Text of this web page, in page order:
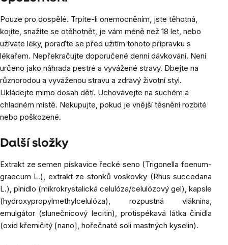
Pouze pro dospělé. Trpíte-li onemocněním, jste těhotná,
kojíte, snažíte se otěhotnět, je vám méně než 18 let, nebo
užíváte léky, poraďte se před užitím tohoto přípravku s
lékařem. Nepřekračujte doporučené denní dávkování. Není
určeno jako náhrada pestré a vyvážené stravy. Dbejte na
různorodou a vyváženou stravu a zdravý životní styl.
Ukládejte mimo dosah dětí. Uchovávejte na suchém a
chladném místě. Nekupujte, pokud je vnější těsnění rozbité
nebo poškozené.
Další složky
Extrakt ze semen pískavice řecké seno (Trigonella foenum-
graecum L.), extrakt ze stonků voskovky (Rhus succedana
L.), plnidlo (mikrokrystalická celulóza/celulózový gel), kapsle
(hydroxypropylmethylcelulóza), rozpustná vláknina,
emulgátor (slunečnicový lecitin), protispékavá látka činidla
(oxid křemičitý [nano], hořečnaté soli mastných kyselin).